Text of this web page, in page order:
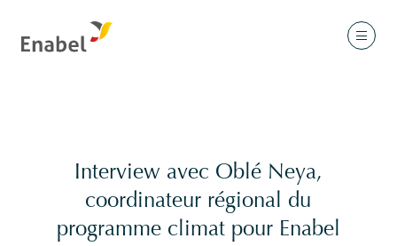
Interview avec Oblé Neya,
coordinateur régional du
programme climat pour Enabel